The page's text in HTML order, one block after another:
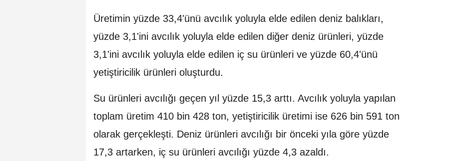
Üretimin yüzde 33,4'ünü avcılık yoluyla elde edilen deniz balıkları,
yüzde 3,1'ini avcılık yoluyla elde edilen diğer deniz ürünleri, yüzde
3,1'ini avcılık yoluyla elde edilen iç su ürünleri ve yüzde 60,4'ünü
yetiştiricilik ürünleri oluşturdu.
Su ürünleri avcılığı geçen yıl yüzde 15,3 arttı. Avcılık yoluyla yapılan
toplam üretim 410 bin 428 ton, yetiştiricilik üretimi ise 626 bin 591 ton
olarak gerçekleşti. Deniz ürünleri avcılığı bir önceki yıla göre yüzde
17,3 artarken, iç su ürünleri avcılığı yüzde 4,3 azaldı.